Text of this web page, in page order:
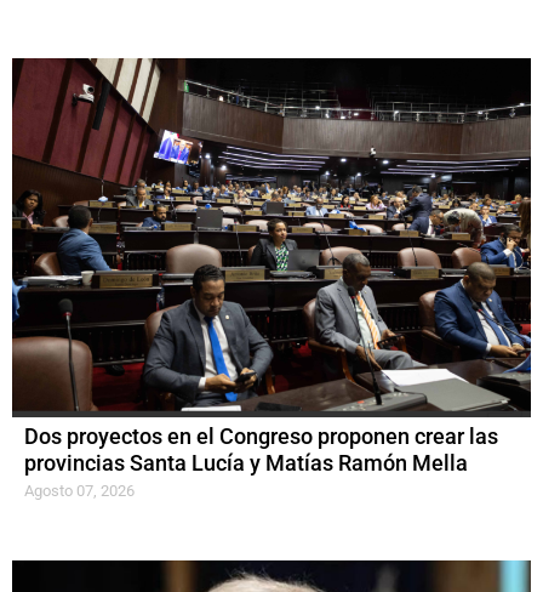
Dos proyectos en el Congreso proponen crear las
provincias Santa Lucía y Matías Ramón Mella
Agosto 07, 2026